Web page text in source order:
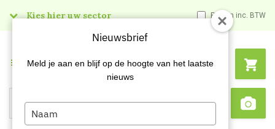
Kies hier uw sector Prijzen inc. BTW
Search
Menu
Nieuwsbrief
Meld je aan en blijf op de hoogte van het laatste
nieuws
Type
your